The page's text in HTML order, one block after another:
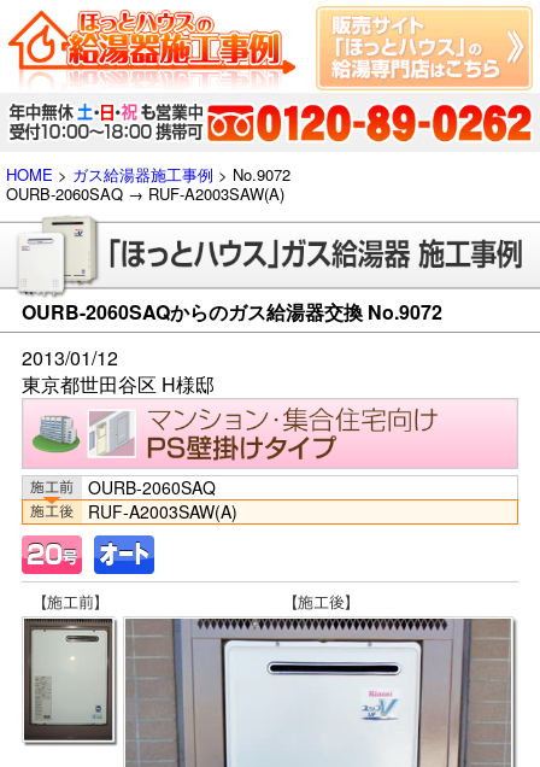
HOME > ガス給湯器施工事例 > No.9072
OURB-2060SAQ → RUF-A2003SAW(A)
OURB-2060SAQからのガス給湯器交換 No.9072
2013/01/12
東京都世田谷区 H様邸
OURB-2060SAQ
RUF-A2003SAW(A)